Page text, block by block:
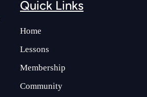
Quick Links
Home
Lessons
Membership
Community